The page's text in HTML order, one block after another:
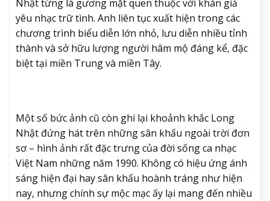
Nhật từng là gương mặt quen thuộc với khán giả
yêu nhạc trữ tình. Anh liên tục xuất hiện trong các
chương trình biểu diễn lớn nhỏ, lưu diễn nhiều tỉnh
thành và sở hữu lượng người hâm mộ đáng kể, đặc
biệt tại miền Trung và miền Tây.
Một số bức ảnh cũ còn ghi lại khoảnh khắc Long
Nhật đứng hát trên những sân khấu ngoài trời đơn
sơ – hình ảnh rất đặc trưng của đời sống ca nhạc
Việt Nam những năm 1990. Không có hiệu ứng ánh
sáng hiện đại hay sân khấu hoành tráng như hiện
nay, nhưng chính sự mộc mạc ấy lại mang đến nhiều